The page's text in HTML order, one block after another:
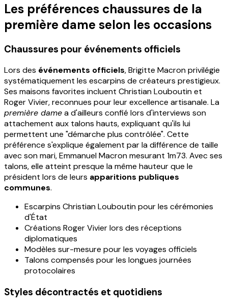
Les préférences chaussures de la
première dame selon les occasions
Chaussures pour événements officiels
Lors des événements officiels, Brigitte Macron privilégie
systématiquement les escarpins de créateurs prestigieux.
Ses maisons favorites incluent Christian Louboutin et
Roger Vivier, reconnues pour leur excellence artisanale. La
première damea d'ailleurs confié lors d'interviews son
attachement aux talons hauts, expliquant qu'ils lui
permettent une "démarche plus contrôlée". Cette
préférence s'explique également par la différence de taille
avec son mari, Emmanuel Macron mesurant 1m73. Avec ses
talons, elle atteint presque la même hauteur que le
président lors de leurs apparitions publiques
communes.
Escarpins Christian Louboutin pour les cérémonies
d'État
Créations Roger Vivier lors des réceptions
diplomatiques
Modèles sur-mesure pour les voyages officiels
Talons compensés pour les longues journées
protocolaires
Styles décontractés et quotidiens